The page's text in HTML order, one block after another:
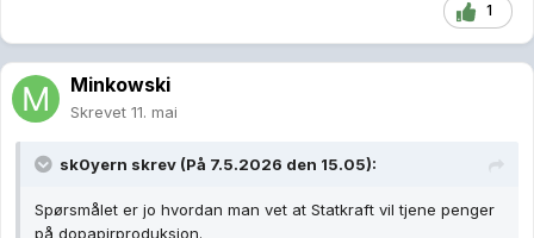
1
Minkowski
Skrevet 11. mai
sk0yern skrev (På 7.5.2026 den 15.05):
Spørsmålet er jo hvordan man vet at Statkraft vil tjene penger
på dopapirproduksjon.